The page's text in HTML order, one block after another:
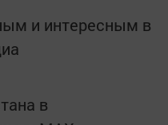
и интересным в
в